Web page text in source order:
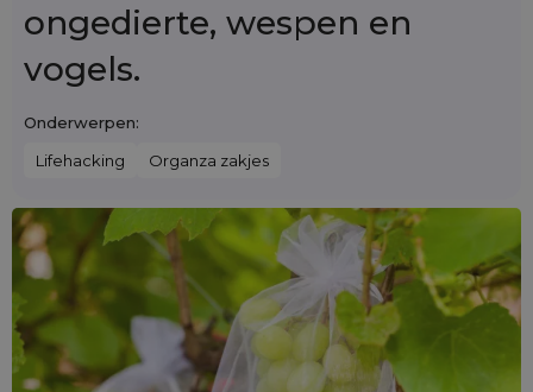
ongedierte, wespen en
vogels.
Onderwerpen:
Lifehacking Organza zakjes